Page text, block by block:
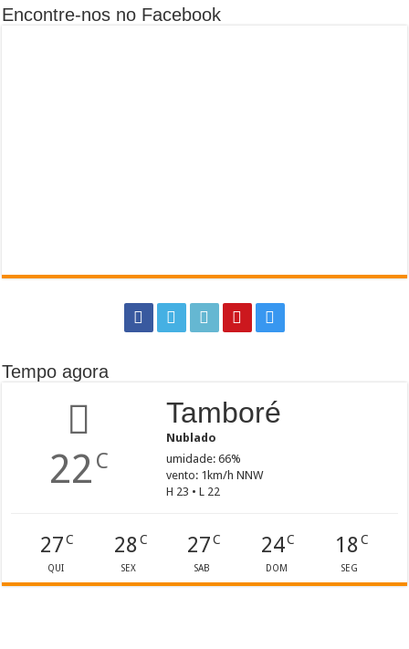
Encontre-nos no Facebook
Tempo agora
22 C
Tamboré
Nublado
umidade: 66%
vento: 1km/h NNW
H 23 • L 22
27C
QUI
28C
SEX
27 C
SAB
24C
DOM
18C
SEG